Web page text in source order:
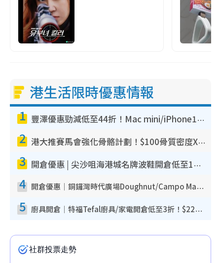
港生活限時優惠情報
1 豐澤優惠勁減低至44折！Mac mini/iPhone17Pro大減價！廚房家電$220起
2 港大推賽馬會強化骨骼計劃！$100骨質密度X光檢查 完成免費運動訓練送超市禮券！附參加資格
3 開倉優惠 | 尖沙咀海港城名牌波鞋開倉低至1折！On鞋$899起／Joy&Peace鞋履$98起
4 開倉優惠｜銅鑼灣時代廣場Doughnut/Campo Marzio開倉低至1折！背囊、書包、手袋劈價$200起
5 廚具開倉｜特福Tefal廚具/家電開倉低至3折！$220起買平底鍋/炒鑊/湯煲！電飯煲/吸塵機/燙斗$418起